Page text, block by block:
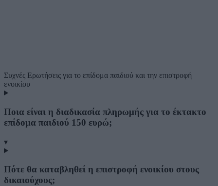
Συχνές Ερωτήσεις για το επίδομα παιδιού και την επιστροφή
ενοικίου
Ποια είναι η διαδικασία πληρωμής για το έκτακτο
επίδομα παιδιού 150 ευρώ;
▾
Πότε θα καταβληθεί η επιστροφή ενοικίου στους
δικαιούχους;